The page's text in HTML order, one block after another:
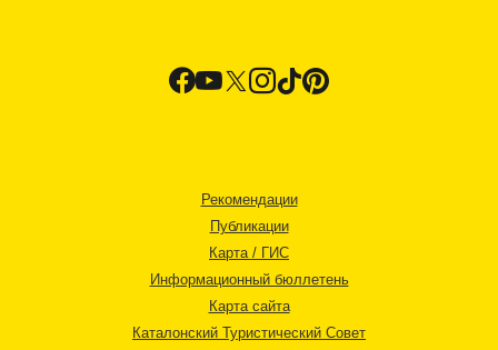
Рекомендации
Публикации
Карта / ГИС
Информационный бюллетень
Карта сайта
Каталонский Туристический Совет